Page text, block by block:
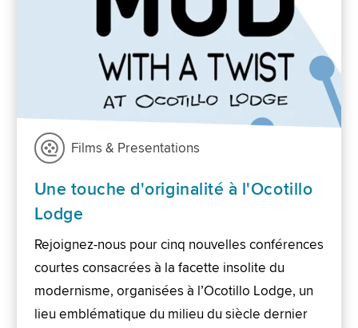
Films & Presentations
Une touche d'originalité à l'Ocotillo
Lodge
Rejoignez-nous pour cinq nouvelles conférences
courtes consacrées à la facette insolite du
modernisme, organisées à l’Ocotillo Lodge, un
lieu emblématique du milieu du siècle dernier